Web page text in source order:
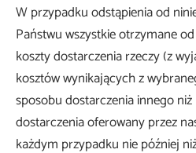
W przypadku odstąpienia od
Państwu wszystkie otrzymane
koszty dostarczenia rzeczy (z
kosztów wynikających z
sposobu dostarczenia innego
dostarczenia oferowany przez
każdym przypadku nie później